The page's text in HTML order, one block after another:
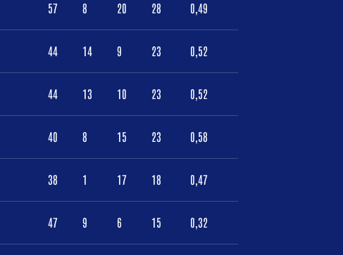
57 8 20 28 0,49
44 14 9 23 0,52
44 13 10 23 0,52
40 8 15 23 0,58
38 1 17 18 0,47
47 9 6 15 0,32